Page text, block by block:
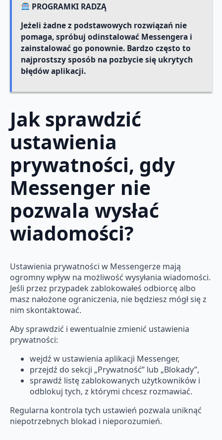
PROGRAMKI RADZĄ
Jeżeli żadne z podstawowych rozwiązań nie
pomaga, spróbuj odinstalować Messengera i
zainstalować go ponownie. Bardzo często to
najprostszy sposób na pozbycie się ukrytych
błędów aplikacji.
Jak sprawdzić
ustawienia
prywatności, gdy
Messenger nie
pozwala wysłać
wiadomości?
Ustawienia prywatności w Messengerze mają
ogromny wpływ na możliwość wysyłania wiadomości.
Jeśli przez przypadek zablokowałeś odbiorcę albo
masz nałożone ograniczenia, nie będziesz mógł się z
nim skontaktować.
Aby sprawdzić i ewentualnie zmienić ustawienia
prywatności:
wejdź w ustawienia aplikacji Messenger,
przejdź do sekcji „Prywatność” lub „Blokady”,
sprawdź listę zablokowanych użytkowników i
odblokuj tych, z którymi chcesz rozmawiać.
Regularna kontrola tych ustawień pozwala uniknąć
niepotrzebnych blokad i nieporozumień.